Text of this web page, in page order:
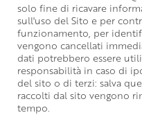
solo fine di ricavare
sull'uso del Sito e per
funzionamento, per
vengono cancellati
dati potrebbero essere
responsabilità in caso di
del sito o di terzi: salva
raccolti dal sito vengono
tempo.